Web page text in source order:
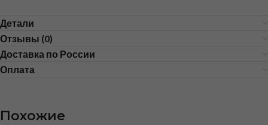
Детали
Отзывы (0)
Доставка по России
Оплата
Похожие